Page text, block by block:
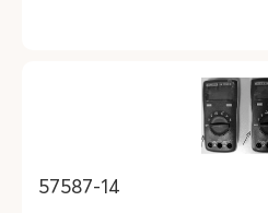
57587-14